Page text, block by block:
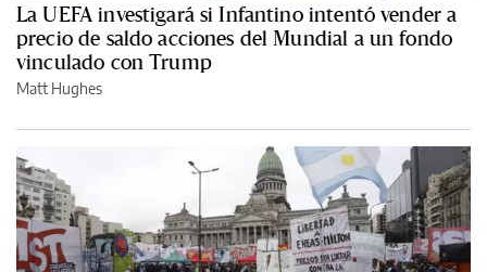
La UEFA investigará si Infantino intentó vender a
precio de saldo acciones del Mundial a un fondo
vinculado con Trump
Matt Hughes